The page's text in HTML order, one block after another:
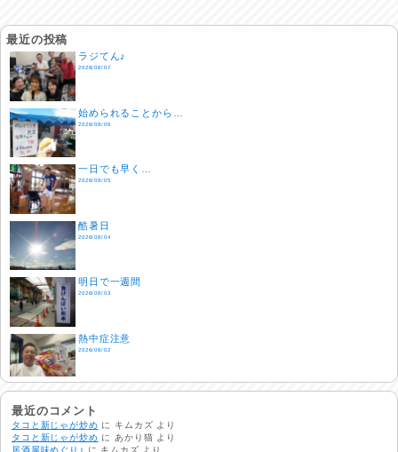
最近の投稿
ラジてん♪
2026/08/07
始められることから…
2026/08/06
一日でも早く…
2026/08/05
酷暑日
2026/08/04
明日で一週間
2026/08/03
熱中症注意
2026/08/02
非常時には…
2026/08/01
最近のコメント
タコと新じゃが炒め に キムカズ より
タコと新じゃが炒め に あかり猫 より
居酒屋味めぐり♪
に キムカズ より